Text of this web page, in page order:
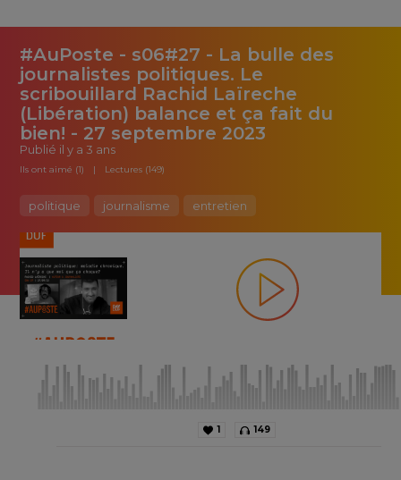
#AuPoste - s06#27 - La bulle des
journalistes politiques. Le
scribouillard Rachid Laïreche
(Libération) balance et ça fait du
bien! - 27 septembre 2023
Publié il y a 3 ans
Ils ont aimé (1) Lectures (149)
politique journalisme entretien
1 149